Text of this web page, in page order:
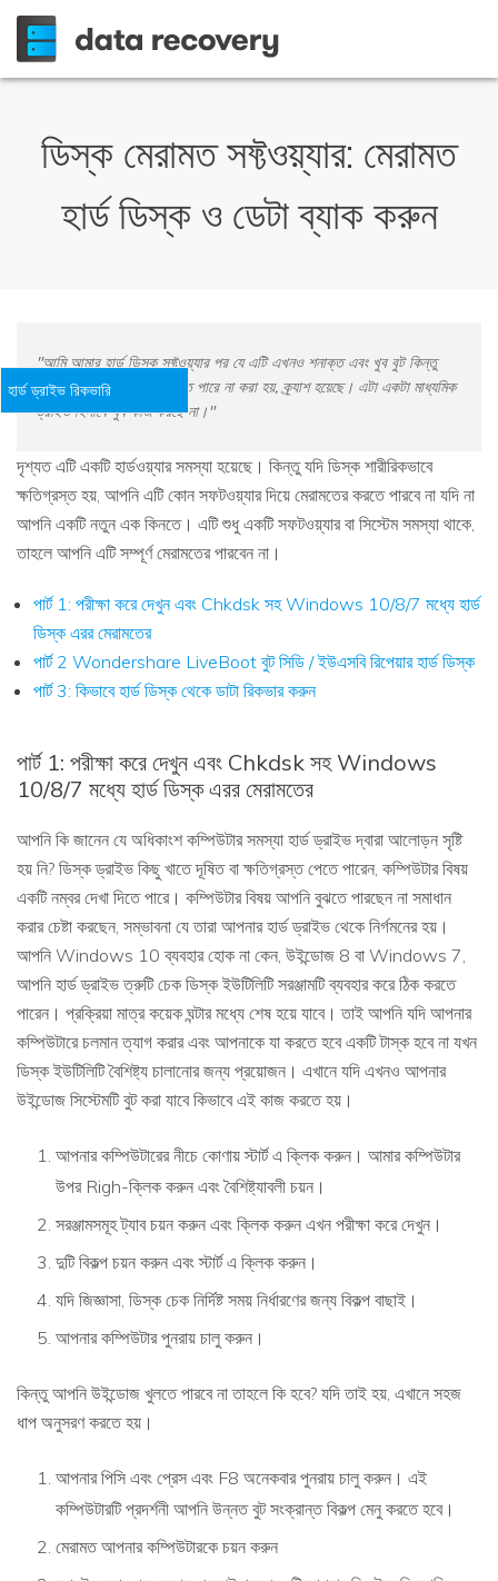
ডিস্ক মেরামত সফ্টওয়্যার: মেরামত
হার্ড ডিস্ক ও ডেটা ব্যাক করুন
"আমি আমার হার্ড ডিস্ক সফ্টওয়্যার পর যে এটি এখনও শনাক্ত এবং খুব বুট কিন্তু
স্বাগতম স্ক্রীন চালু পর্যন্ত যেতে পারে না করা হয়, ক্র্যাশ হয়েছে। এটা একটা মাধ্যমিক
ড্রাইভ হিসাবে খুব কাজ করছে না।"
দৃশ্যত এটি একটি হার্ডওয়্যার সমস্যা হয়েছে। কিন্তু যদি ডিস্ক শারীরিকভাবে
ক্ষতিগ্রস্ত হয়, আপনি এটি কোন সফটওয়্যার দিয়ে মেরামতের করতে পারবে না যদি না
আপনি একটি নতুন এক কিনতে। এটি শুধু একটি সফটওয়্যার বা সিস্টেম সমস্যা থাকে,
তাহলে আপনি এটি সম্পূর্ণ মেরামতের পারবেন না।
পার্ট 1: পরীক্ষা করে দেখুন এবং Chkdsk সহ Windows 10/8/7 মধ্যে হার্ড
ডিস্ক এরর মেরামতের
পার্ট 2 Wondershare LiveBoot বুট সিডি / ইউএসবি রিপেয়ার হার্ড ডিস্ক
পার্ট 3: কিভাবে হার্ড ডিস্ক থেকে ডাটা রিকভার করুন
পার্ট 1: পরীক্ষা করে দেখুন এবং Chkdsk সহ Windows
10/8/7 মধ্যে হার্ড ডিস্ক এরর মেরামতের
আপনি কি জানেন যে অধিকাংশ কম্পিউটার সমস্যা হার্ড ড্রাইভ দ্বারা আলোড়ন সৃষ্টি
হয় নি? ডিস্ক ড্রাইভ কিছু খাতে দূষিত বা ক্ষতিগ্রস্ত পেতে পারেন, কম্পিউটার বিষয়
একটি নম্বর দেখা দিতে পারে। কম্পিউটার বিষয় আপনি বুঝতে পারছেন না সমাধান
করার চেষ্টা করছেন, সম্ভাবনা যে তারা আপনার হার্ড ড্রাইভ থেকে নির্গমনের হয়।
আপনি Windows 10 ব্যবহার হোক না কেন, উইন্ডোজ 8 বা Windows 7,
আপনি হার্ড ড্রাইভ ত্রুটি চেক ডিস্ক ইউটিলিটি সরঞ্জামটি ব্যবহার করে ঠিক করতে
পারেন। প্রক্রিয়া মাত্র কয়েক ঘন্টার মধ্যে শেষ হয়ে যাবে। তাই আপনি যদি আপনার
কম্পিউটারে চলমান ত্যাগ করার এবং আপনাকে যা করতে হবে একটি টাস্ক হবে না যখন
ডিস্ক ইউটিলিটি বৈশিষ্ট্য চালানোর জন্য প্রয়োজন। এখানে যদি এখনও আপনার
উইন্ডোজ সিস্টেমটি বুট করা যাবে কিভাবে এই কাজ করতে হয়।
আপনার কম্পিউটারের নীচে কোণায় স্টার্ট এ ক্লিক করুন। আমার কম্পিউটার
উপর Righ-ক্লিক করুন এবং বৈশিষ্ট্যাবলী চয়ন।
সরঞ্জামসমূহ ট্যাব চয়ন করুন এবং ক্লিক করুন এখন পরীক্ষা করে দেখুন।
দুটি বিকল্প চয়ন করুন এবং স্টার্ট এ ক্লিক করুন।
যদি জিজ্ঞাসা, ডিস্ক চেক নির্দিষ্ট সময় নির্ধারণের জন্য বিকল্প বাছাই।
আপনার কম্পিউটার পুনরায় চালু করুন।
কিন্তু আপনি উইন্ডোজ খুলতে পারবে না তাহলে কি হবে? যদি তাই হয়, এখানে সহজ
ধাপ অনুসরণ করতে হয়।
আপনার পিসি এবং প্রেস এবং F8 অনেকবার পুনরায় চালু করুন। এই
কম্পিউটারটি প্রদর্শনী আপনি উন্নত বুট সংক্রান্ত বিকল্প মেনু করতে হবে।
মেরামত আপনার কম্পিউটারকে চয়ন করুন
হার্ড ড্রাইভ রিকভারি